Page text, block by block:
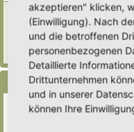
[Bitte lesen] Wie
Gartenprojekte
Letzter Beitrag vonHortus
Verfasst in
Eingetragener
Antworten:1
Reisighaufen
Letzter Beitrag von
akzeptieren" klicken,
(Einwilligung). Nach
und die betroffenen
personenbezogenen
Detaillierte
Drittunternehmen
und in unserer
können Ihre